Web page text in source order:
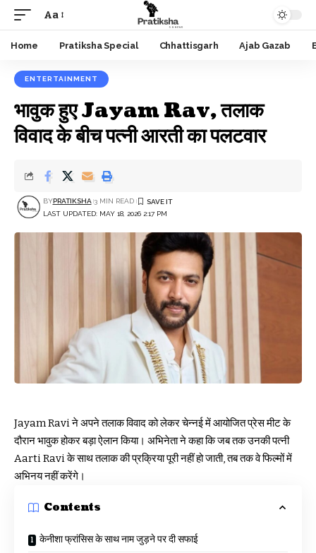
Font
Resizer
Aa
Home Pratiksha Special Chhattisgarh Ajab Gazab
ENTERTAINMENT
भावुक हुए Jayam Rav, तलाक
विवाद के बीच पत्नी आरती का पलटवार
LAST UPDATED: MAY 18, 2026 2:17 PM
BYPRATIKSHA 3 MIN READ
Jayam Ravi ने अपने तलाक विवाद को लेकर चेन्नई में आयोजित प्रेस मीट के
दौरान भावुक होकर बड़ा ऐलान किया। अभिनेता ने कहा कि जब तक उनकी पत्नी
Aarti Ravi के साथ तलाक की प्रक्रिया पूरी नहीं हो जाती, तब तक वे फिल्मों में
अभिनय नहीं करेंगे।
Contents
केनीशा फ्रांसिस के साथ नाम जुड़ने पर दी सफाई